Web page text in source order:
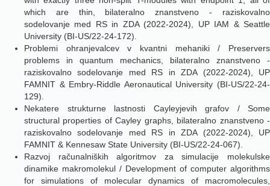
which are thin, bilateralno znanstveno - raziskovalno
sodelovanje med RS in ZDA (2022-2024), UP IAM & Seattle
University (BI-US/22-24-172).
Problemi ohranjevalcev v kvantni mehaniki / Preservers
problems in quantum mechanics, bilateralno znanstveno -
raziskovalno sodelovanje med RS in ZDA (2022-2024), UP
FAMNIT & Embry-Riddle Aeronautical University (BI-US/22-24-
129).
Nekatere strukturne lastnosti Cayleyjevih grafov / Some
structural properties of Cayley graphs, bilateralno znanstveno -
raziskovalno sodelovanje med RS in ZDA (2022-2024), UP
FAMNIT & Kennesaw State University (BI-US/22-24-067).
Razvoj računalniških algoritmov za simulacije molekulske
dinamike makromolekul / Development of computer algorithms
for simulations of molecular dynamics of macromolecules,